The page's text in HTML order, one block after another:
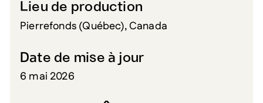
Lieu de production
Pierrefonds (Québec), Canada
Date de mise à jour
6 mai 2026